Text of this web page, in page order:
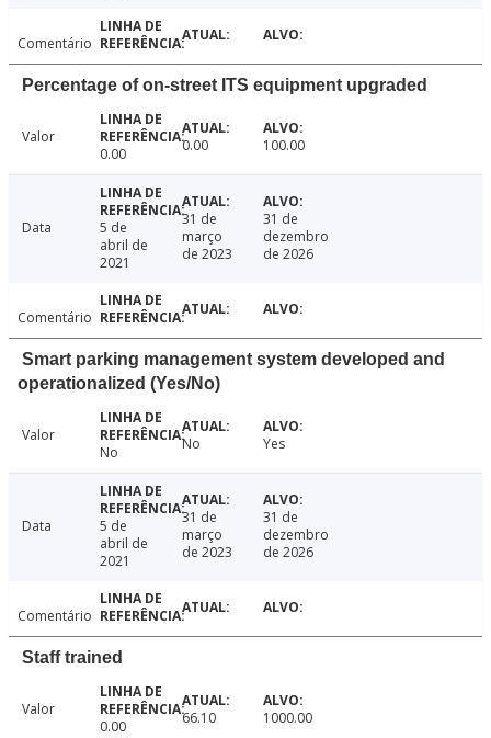
Comentário
Percentage of on-street ITS equipment upgraded
Valor
0.00
0.00 100.00
Data
5 de
abril de
2021
31 de
março
de 2023
31 de
dezembro
de 2026
Comentário
Smart parking management system developed and
operationalized (Yes/No)
Valor
No
No Yes
Data
5 de
abril de
2021
31 de
março
de 2023
31 de
dezembro
de 2026
Comentário
Staff trained
Valor
0.00
66.10 1000.00